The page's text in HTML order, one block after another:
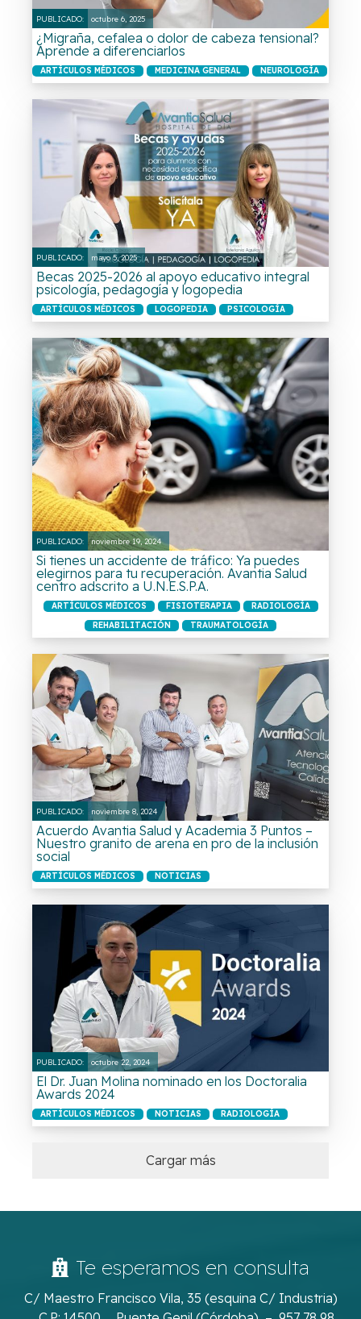
PUBLICADO: octubre 6, 2025
¿Migraña, cefalea o dolor de cabeza tensional?
Aprende a diferenciarlos
ARTÍCULOS MÉDICOS MEDICINA GENERAL NEUROLOGÍA
PUBLICADO: mayo 5, 2025
Becas 2025-2026 al apoyo educativo integral
psicología, pedagogía y logopedia
ARTÍCULOS MÉDICOS LOGOPEDIA PSICOLOGÍA
PUBLICADO: noviembre 19, 2024
Si tienes un accidente de tráfico: Ya puedes
elegirnos para tu recuperación. Avantia Salud
centro adscrito a U.N.E.S.P.A.
ARTÍCULOS MÉDICOS FISIOTERAPIA
RADIOLOGÍA
REHABILITACIÓN
TRAUMATOLOGÍA
PUBLICADO: noviembre 8, 2024
Acuerdo Avantia Salud y Academia 3 Puntos –
Nuestro granito de arena en pro de la inclusión
social
ARTÍCULOS MÉDICOS NOTICIAS
PUBLICADO: octubre 22, 2024
El Dr. Juan Molina nominado en los Doctoralia
Awards 2024
ARTÍCULOS MÉDICOS NOTICIAS RADIOLOGÍA
Cargar más
Te esperamos en consulta
C/ Maestro Francisco Vila, 35 (esquina C/ Industria)